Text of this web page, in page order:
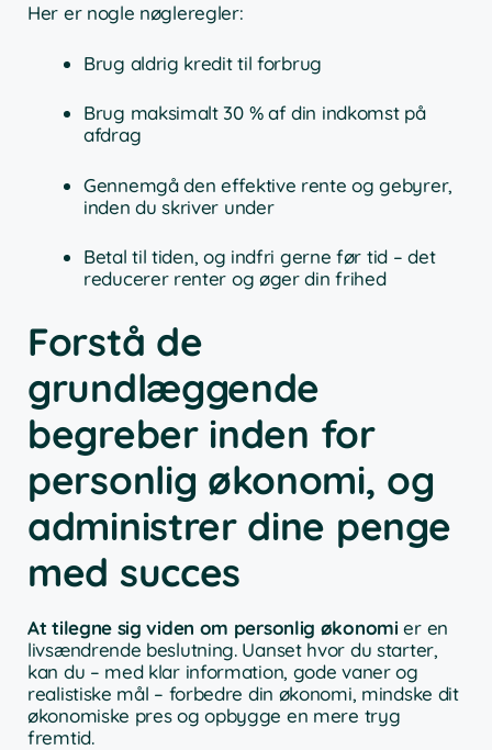
Her er nogle nøgleregler:
Brug aldrig kredit til forbrug
Brug maksimalt 30 % af din indkomst på
afdrag
Gennemgå den effektive rente og gebyrer,
inden du skriver under
Betal til tiden, og indfri gerne før tid – det
reducerer renter og øger din frihed
Forstå de
grundlæggende
begreber inden for
personlig økonomi, og
administrer dine penge
med succes
At tilegne sig viden om personlig økonomier en
livsændrende beslutning. Uanset hvor du starter,
kan du – med klar information, gode vaner og
realistiske mål – forbedre din økonomi, mindske dit
økonomiske pres og opbygge en mere tryg
fremtid.